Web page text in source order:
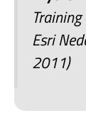
Esri
2011)